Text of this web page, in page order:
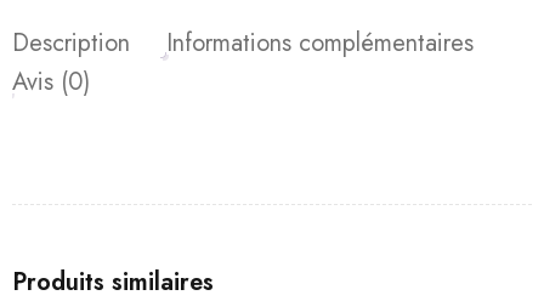
Description
Informations complémentaires
Avis (0)
Produits similaires